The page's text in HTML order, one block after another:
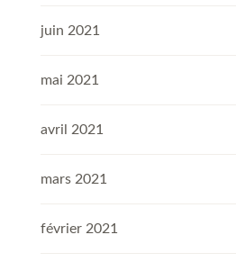
juin 2021
mai 2021
avril 2021
mars 2021
février 2021